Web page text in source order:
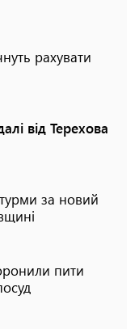
рахувати
від Терехова
за новий
пити